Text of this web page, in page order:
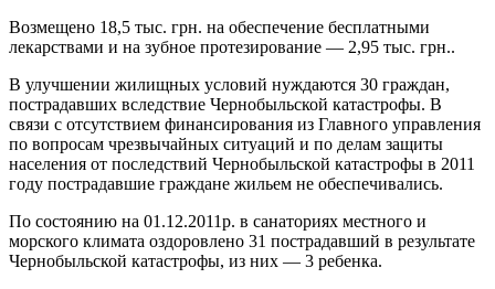
Возмещено 18,5 тыс. грн. на обеспечение бесплатными
лекарствами и на зубное протезирование — 2,95 тыс. грн..
В улучшении жилищных условий нуждаются 30 граждан,
пострадавших вследствие Чернобыльской катастрофы. В
связи с отсутствием финансирования из Главного управления
по вопросам чрезвычайных ситуаций и по делам защиты
населения от последствий Чернобыльской катастрофы в 2011
году пострадавшие граждане жильем не обеспечивались.
По состоянию на 01.12.2011р. в санаториях местного и
морского климата оздоровлено 31 пострадавший в результате
Чернобыльской катастрофы, из них — 3 ребенка.